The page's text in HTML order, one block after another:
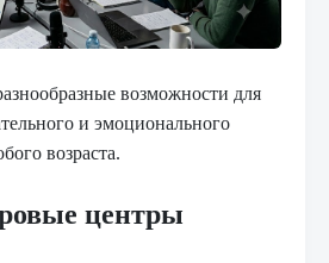
возможности для
и эмоционального
возраста.
центры